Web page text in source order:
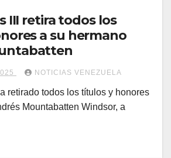
III retira todos los
a su hermano
NOTICIAS VENEZUELA
retirado todos los títulos y honores
Mountabatten Windsor, a